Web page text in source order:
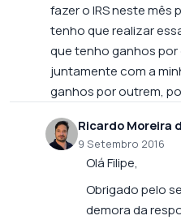
fazer o IRS neste mês
tenho que realizar
que tenho ganhos
juntamente com a
ganhos por outrem,
Ricardo Moreira
9 Setembro 2016
Olá Filipe,
Obrigado pelo
demora da